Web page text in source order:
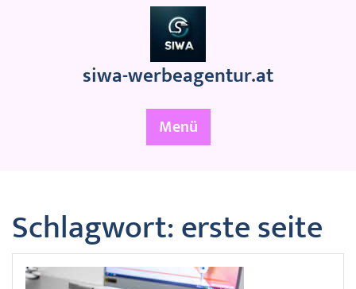
siwa-werbeagentur.at
Menü
Schlagwort:erste seite